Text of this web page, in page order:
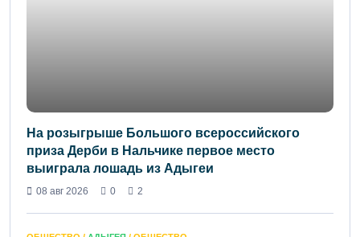
На розыгрыше Большого всероссийского
приза Дерби в Нальчике первое место
выиграла лошадь из Адыгеи
08 авг 2026 0 2